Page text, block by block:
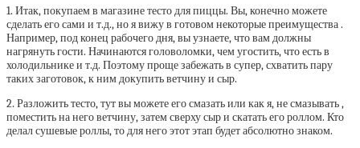
1. Итак, покупаем в магазине тесто для пиццы. Вы, конечно можете
сделать его сами и т.д., но я вижу в готовом некоторые преимущества .
Например, под конец рабочего дня, вы узнаете, что вам должны
нагрянуть гости. Начинаются головоломки, чем угостить, что есть в
холодильнике и т.д. Поэтому проще забежать в супер, схватить пару
таких заготовок, к ним докупить ветчину и сыр.
2. Разложить тесто, тут вы можете его смазать или как я, не смазывать ,
поместить на него ветчину, затем сверху сыр и скатать его роллом. Кто
делал сушевые роллы, то для него этот этап будет абсолютно знаком.